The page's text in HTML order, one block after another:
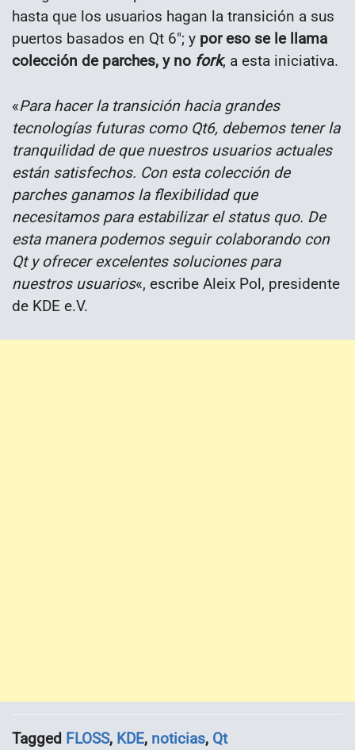
hasta que los usuarios hagan la transición a sus
puertos basados ​​en Qt 6″; y por eso se le llama
colección de parches, y no fork, a esta iniciativa.
«Para hacer la transición hacia grandes
tecnologías futuras como Qt6, debemos tener la
tranquilidad de que nuestros usuarios actuales
están satisfechos. Con esta colección de
parches ganamos la flexibilidad que
necesitamos para estabilizar el status quo. De
esta manera podemos seguir colaborando con
Qt y ofrecer excelentes soluciones para
nuestros usuarios«, escribe Aleix Pol, presidente
de KDE e.V.
Tagged FLOSS, KDE, noticias, Qt